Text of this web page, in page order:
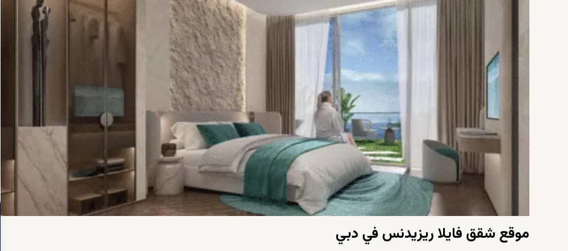
موقع شقق فايلا ريزيدنس في دبي